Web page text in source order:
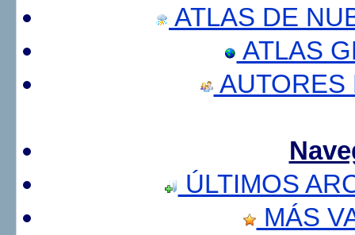
ATLAS DE
ATLAS
AUTORES
ÚLTIMOS
MÁS